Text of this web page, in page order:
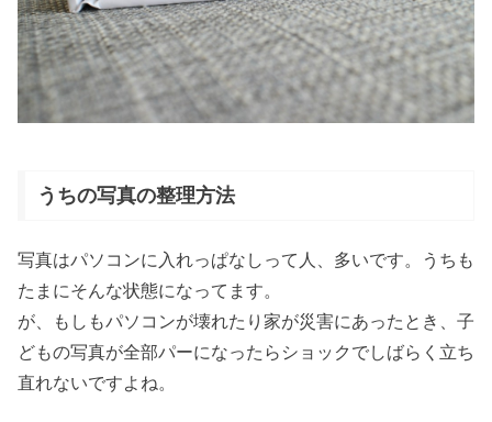
うちの写真の整理方法
写真はパソコンに入れっぱなしって人、多いです。うちも
たまにそんな状態になってます。
が、もしもパソコンが壊れたり家が災害にあったとき、子
どもの写真が全部パーになったらショックでしばらく立ち
直れないですよね。